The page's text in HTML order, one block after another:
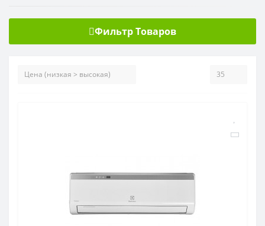
Фильтр Товаров